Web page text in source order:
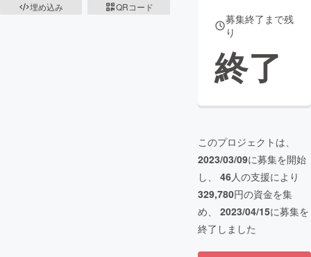
埋め込み
QRコード
募集終了まで残
り
終了
このプロジェクトは、
2023/03/09に募集を開始
し、 46人の支援により
329,780円の資金を集
め、 2023/04/15に募集を
終了しました